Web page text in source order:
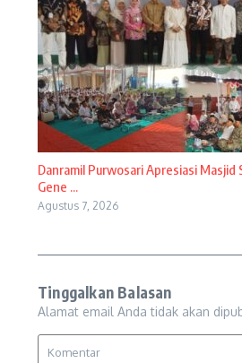
Danramil Purwosari Apresiasi Masjid
Gene ...
Agustus 7, 2026
Tinggalkan Balasan
Alamat email Anda tidak akan